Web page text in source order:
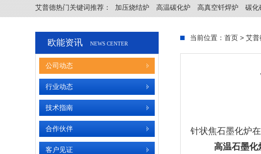
艾普德热门关键词推荐： 加压烧结炉 高温碳化炉 高真空钎焊炉 碳化
欧能资讯 NEWS CENTER
公司动态
行业动态
技术指南
合作伙伴
客户见证
当前位置： 首页 > 艾普
针状焦石墨化炉
高温石墨化